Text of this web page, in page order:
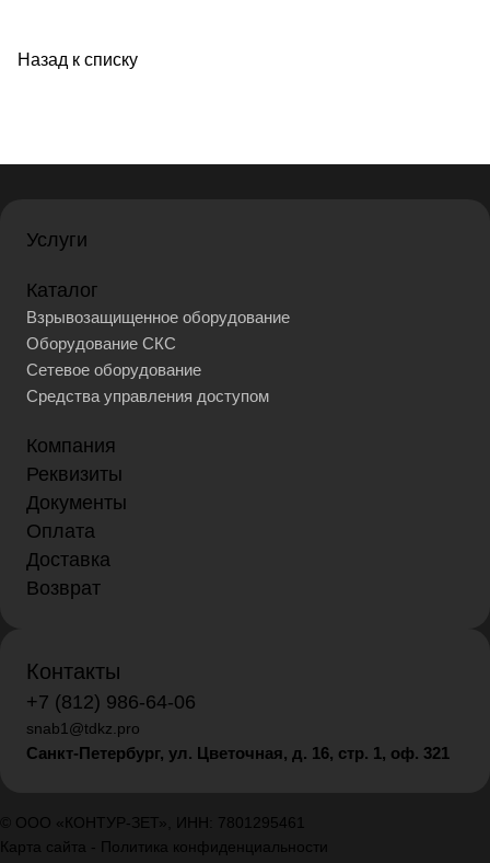
Назад к списку
Услуги
Каталог
Взрывозащищенное оборудование
Оборудование СКС
Сетевое оборудование
Средства управления доступом
Компания
Реквизиты
Документы
Оплата
Доставка
Возврат
Контакты
+7 (812) 986-64-06
snab1@tdkz.pro
Санкт-Петербург, ул. Цветочная, д. 16, стр. 1, оф. 321
© ООО «КОНТУР-ЗЕТ», ИНН: 7801295461
Карта сайта - Политика конфиденциальности